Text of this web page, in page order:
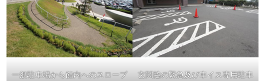
一般駐車場から館内へのスロープ
玄関脇の緊急及び車イス専用駐車